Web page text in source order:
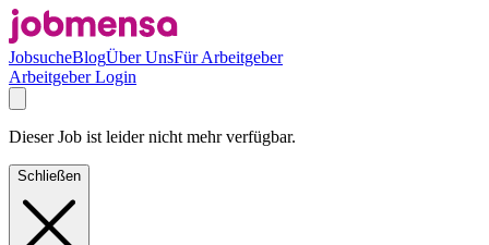
JobsucheBlogÜber UnsFür Arbeitgeber
Arbeitgeber Login
Dieser Job ist leider nicht mehr verfügbar.
Schließen